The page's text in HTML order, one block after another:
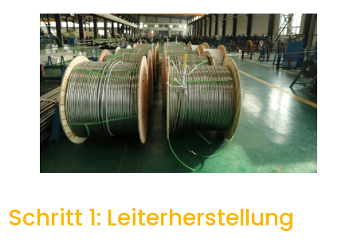
Schritt 1: Leiterherstellung